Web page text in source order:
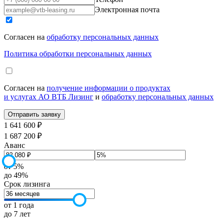
Электронная почта
Согласен на обработку персональных данных
Политика обработки персональных данных
Согласен на получение информации о продуктах
и услугах АО ВТБ Лизинг и обработку персональных данных
1 641 600 ₽
1 687 200 ₽
Аванс
от 5%
до 49%
Срок лизинга
от 1 года
до 7 лет